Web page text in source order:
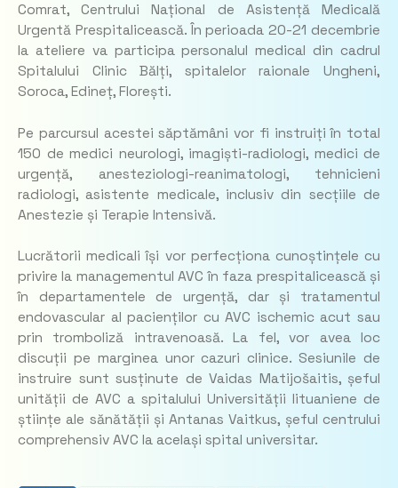
Comrat, Centrului Național de Asistență Medicală
Urgentă Prespitalicească. În perioada 20-21 decembrie
la ateliere va participa personalul medical din cadrul
Spitalului Clinic Bălți, spitalelor raionale Ungheni,
Soroca, Edineț, Florești.
Pe parcursul acestei săptămâni vor fi instruiți în total
150 de medici neurologi, imagiști-radiologi, medici de
urgență, anesteziologi-reanimatologi, tehnicieni
radiologi, asistente medicale, inclusiv din secțiile de
Anestezie și Terapie Intensivă.
Lucrătorii medicali își vor perfecționa cunoștințele cu
privire la managementul AVC în faza prespitalicească și
în departamentele de urgență, dar și tratamentul
endovascular al pacienților cu AVC ischemic acut sau
prin tromboliză intravenoasă. La fel, vor avea loc
discuții pe marginea unor cazuri clinice. Sesiunile de
instruire sunt susținute de Vaidas Matijošaitis, șeful
unității de AVC a spitalului Universității lituaniene de
științe ale sănătății și Antanas Vaitkus, șeful centrului
comprehensiv AVC la același spital universitar.